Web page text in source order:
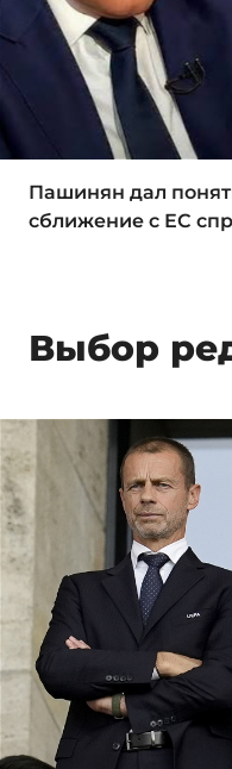
Пашинян дал
сближение с ЕС
Выбор